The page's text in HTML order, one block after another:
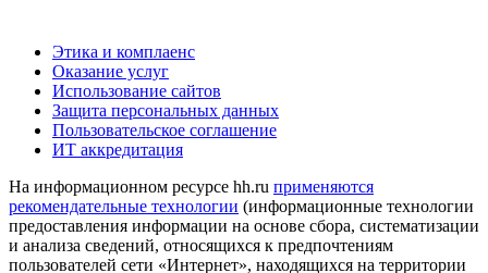
Этика и комплаенс
Оказание услуг
Использование сайтов
Защита персональных данных
Пользовательское соглашение
ИТ аккредитация
На информационном ресурсе hh.ru применяются
рекомендательные технологии (информационные технологии
предоставления информации на основе сбора, систематизации
и анализа сведений, относящихся к предпочтениям
пользователей сети «Интернет», находящихся на территории